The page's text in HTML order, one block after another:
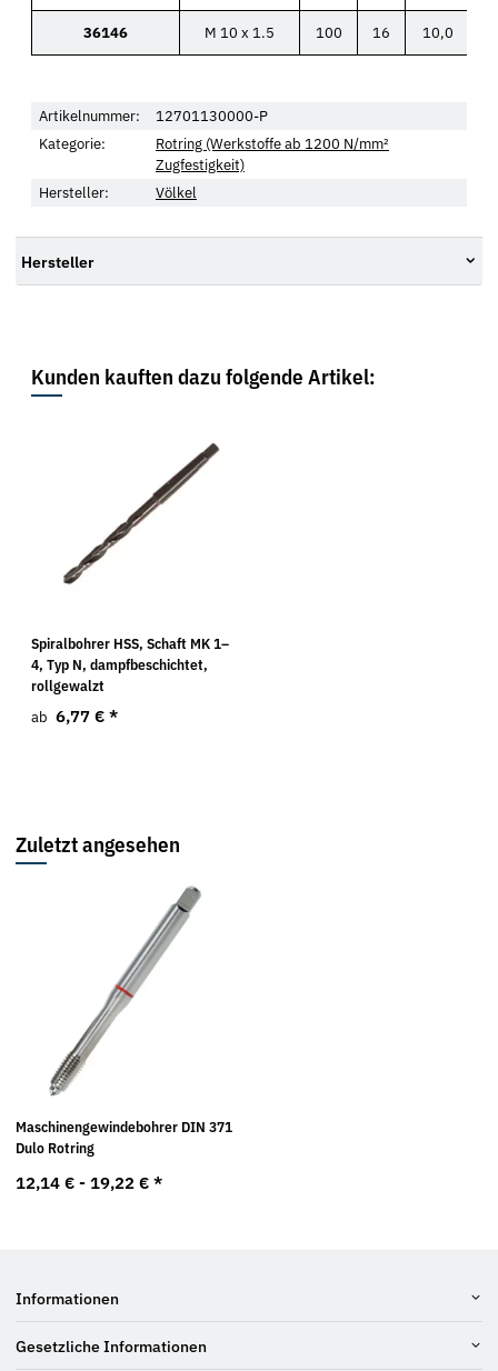
36146 M 10 x 1.5 100 16 10,0
Artikelnummer:
12701130000-P
Kategorie:
Rotring (Werkstoffe ab 1200 N/mm²
Zugfestigkeit)
Hersteller:
Völkel
Hersteller
Kunden kauften dazu folgende Artikel:
Spiralbohrer HSS, Schaft MK 1–
4, Typ N, dampfbeschichtet,
rollgewalzt
ab 6,77 € *
Zuletzt angesehen
Maschinengewindebohrer DIN 371
Dulo Rotring
12,14 € - 19,22 € *
Informationen
Gesetzliche Informationen